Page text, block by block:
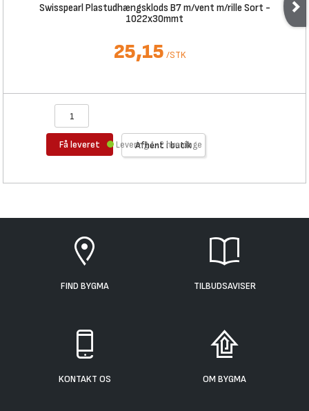
Swisspearl Plastudhængsklods B7 m/vent m/rille Sort -
1022x30mmt
25,15 /STK
Få leveret Afhent i butik
Levering 1-2 hverdage
FIND BYGMA TILBUDSAVISER
KONTAKT OS OM BYGMA